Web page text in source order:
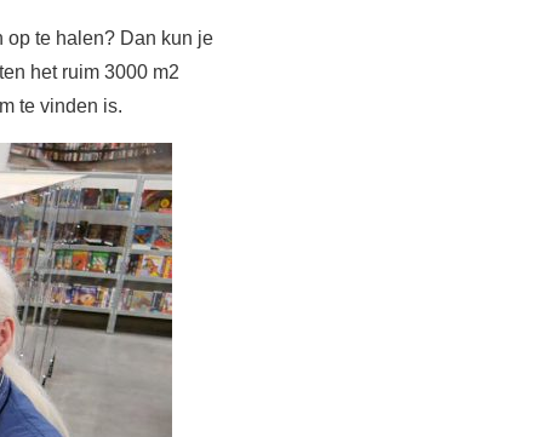
op te halen? Dan kun je
het ruim 3000 m2
te vinden is.